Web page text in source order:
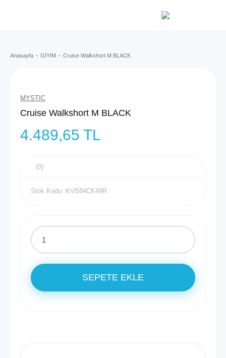
Anasayfa GİYİM Cruise Walkshort M BLACK
MYSTIC
Cruise Walkshort M BLACK
4.489,65 TL
(0)
Stok Kodu: KVB84CK49R
SEPETE EKLE